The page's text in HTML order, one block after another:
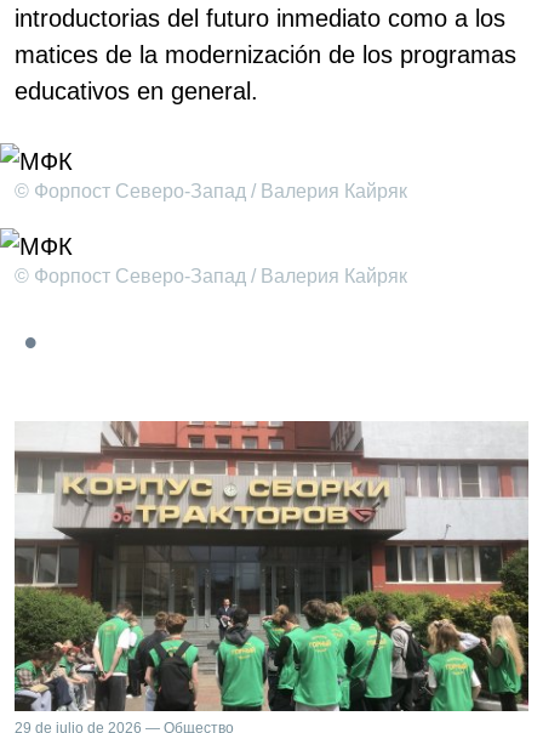
introductorias del futuro inmediato como a los
matices de la modernización de los programas
educativos en general.
© Форпост Северо-Запад / Валерия Кайряк
© Форпост Северо-Запад / Валерия Кайряк
29 de julio de 2026 — Общество